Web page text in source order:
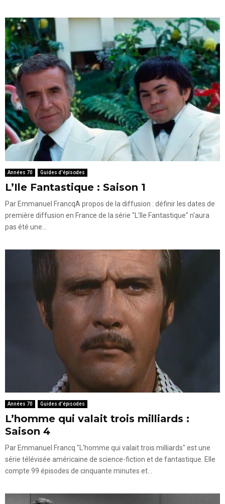
Années 70 Guides d'épisodes
L’Ile Fantastique : Saison 1
Par Emmanuel FrancqA propos de la diffusion : définir les dates de
première diffusion en France de la série "L'Ile Fantastique" n'aura
pas été une...
Années 70 Guides d'épisodes
L’homme qui valait trois milliards :
Saison 4
Par Emmanuel Francq "L'homme qui valait trois milliards" est une
série télévisée américaine de science-fiction et de fantastique. Elle
compte 99 épisodes de cinquante minutes et...